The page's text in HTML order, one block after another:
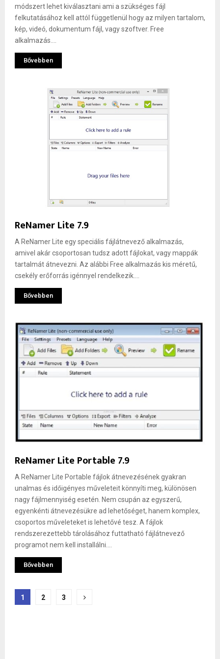
módszert lehet kiválasztani ami a szükséges fájl
felkutatásához kell attól függetlenül hogy az milyen tartalom,
kép, videó, dokumentum fájl, vagy szoftver. Free
alkalmazás....
Bővebben
ReNamer Lite 7.9
A ReNamer Lite egy speciális fájlátnevező alkalmazás,
amivel akár csoportosan tudsz adott fájlokat, vagy mappák
tartalmát átnevezni. Az alábbi Free alkalmazás kis méretű,
csekély erőforrás igénnyel rendelkezik....
Bővebben
ReNamer Lite Portable 7.9
A ReNamer Lite Portable fájlok átnevezésének gyakran
unalmas és időigényes műveleteit könnyíti meg, különösen
nagy fájlmennyiség esetén. Nem csupán az egyszerű,
egyenkénti átnevezésükre ad lehetőséget, hanem komplex,
csoportos műveleteket is lehetővé tesz. A fájlok
rendszerezettebb tárolásához futtatható fájlátnevező
programot nem kell installálni....
Bővebben
Bejegyzések
1 2 3